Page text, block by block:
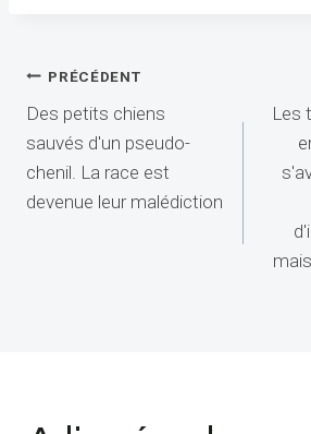
Navigation
de
l’article
PRÉCÉDENT
Des petits chiens
sauvés d'un pseudo-
chenil. La race est
devenue leur malédiction
Les